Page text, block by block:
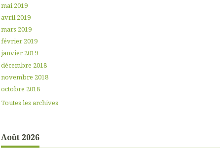
mai 2019
avril 2019
mars 2019
février 2019
janvier 2019
décembre 2018
novembre 2018
octobre 2018
Toutes les archives
Août 2026